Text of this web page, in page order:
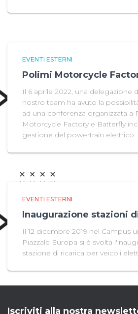
EVENTI ESTERNI
Polimi Motorcycle
Il 6 aprile 2022, una delegazione
nostro team ha avuto la
ad una conferenza organizzata a
Motorcycle Factory e Batterfly
gestione del powertrain elettrico.
EVENTI ESTERNI
Inaugurazione stazioni
Il 12 dicembre 2019 nel Campus
Piazzale Europa si è svolta
stazione di ricarica per veicoli
Iscriviti alla nostra